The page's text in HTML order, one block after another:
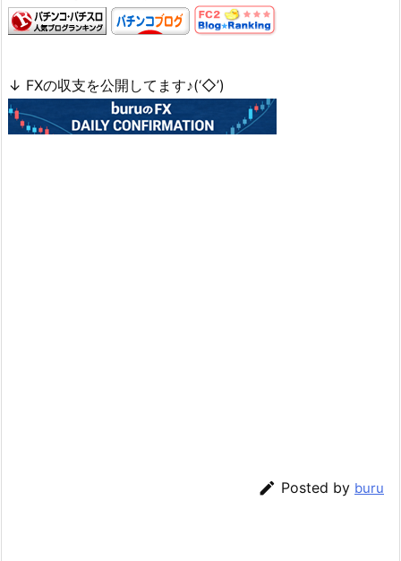
↓ FXの収支を公開してます♪(‘◇’)ゞ
 Posted by buru